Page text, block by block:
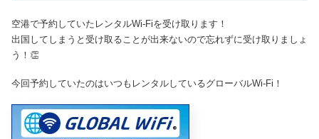
空港で予約していたレンタルWi-Fiを受け取ります！
出国してしまうと受け取ることが出来ないので忘れずに受け取りましょ
う！👏
今回予約していたのはいつもレンタルしているグローバルWi-Fi！